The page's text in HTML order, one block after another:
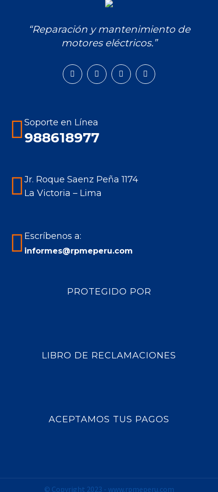
“Reparación y mantenimiento de
motores eléctricos.”
Encuéntranos en:
Facebook
in
window
Instagram
window
Mail
Whatsapp
Soporte en Línea
988618977
Jr. Roque Saenz Peña 1174
La Victoria – Lima
Escríbenos a:
informes@rpmeperu.com
PROTEGIDO POR
LIBRO DE RECLAMACIONES
ACEPTAMOS TUS PAGOS
© Copyright 2023 - www.rpmeperu.com